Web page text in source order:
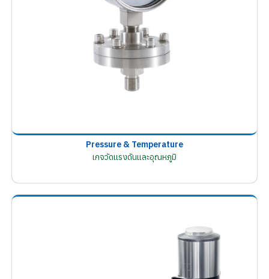
Pressure & Temperature
เกจวัดแรงดันและอุณหภูมิ